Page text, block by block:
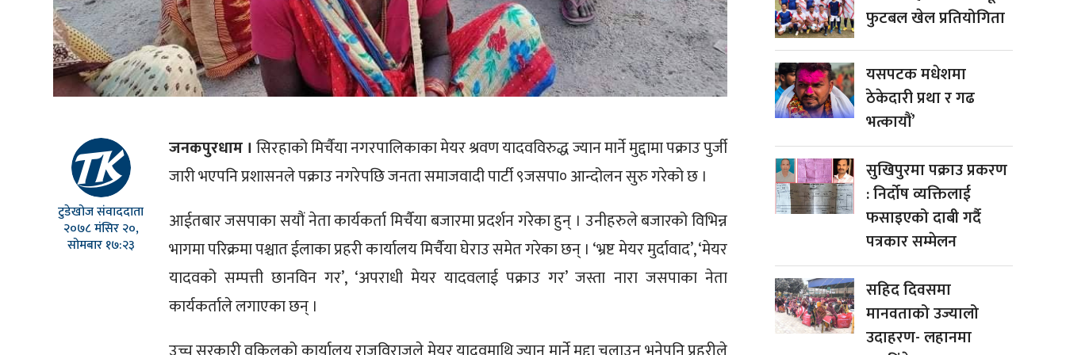
टुडेखोज संवाददाता
२०७८ मंसिर २०,
सोमबार १७:२३
जनकपुरधाम । सिरहाको मिर्चैया नगरपालिकाका मेयर श्रवण यादवविरुद्ध ज्यान मार्ने मुद्दामा पक्राउ पुर्जी
जारी भएपनि प्रशासनले पक्राउ नगरेपछि जनता समाजवादी पार्टी ९जसपा० आन्दोलन सुरु गरेको छ ।
आईतबार जसपाका सयौं नेता कार्यकर्ता मिर्चैया बजारमा प्रदर्शन गरेका हुन् । उनीहरुले बजारको विभिन्न
भागमा परिक्रमा पश्चात ईलाका प्रहरी कार्यालय मिर्चैया घेराउ समेत गरेका छन् । ‘भ्रष्ट मेयर मुर्दावाद’, ‘मेयर
यादवको सम्पत्ती छानविन गर’, ‘अपराधी मेयर यादवलाई पक्राउ गर’ जस्ता नारा जसपाका नेता
कार्यकर्ताले लगाएका छन् ।
फुटबल खेल प्रतियोगिता
यसपटक मधेशमा
ठेकेदारी प्रथा र गढ
भत्कायौं’
सुखिपुरमा पक्राउ प्रकरण
: निर्दोष व्यक्तिलाई
फसाइएको दाबी गर्दै
पत्रकार सम्मेलन
सहिद दिवसमा
मानवताको उज्यालो
उदाहरण- लहानमा